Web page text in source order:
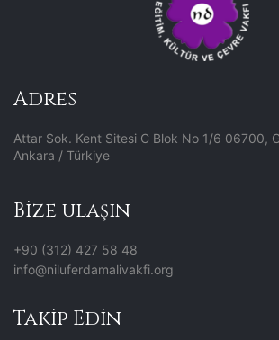
Adres
Attar Sok. Kent Sitesi C Blok No 1/6 06700,
Ankara / Türkiye
Bize ulaşın
+90 (312) 427 58 48
info@niluferdamalivakfi.org
Takip Edin